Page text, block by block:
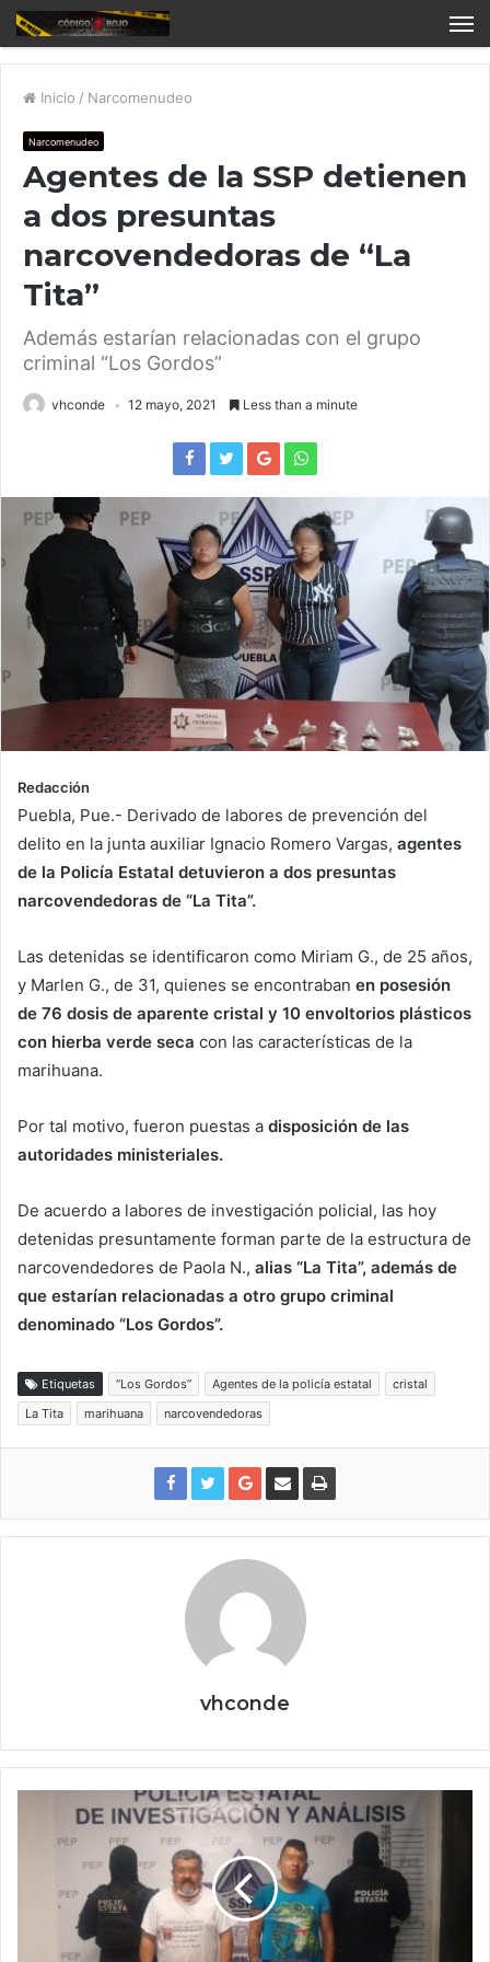
Inicio / Narcomenudeo
Narcomenudeo
Agentes de la SSP detienen
a dos presuntas
narcovendedoras de “La
Tita”
Además estarían relacionadas con el grupo
criminal “Los Gordos”
vhconde 12 mayo, 2021 Less than a minute
Redacción
Puebla, Pue.- Derivado de labores de prevención del
delito en la junta auxiliar Ignacio Romero Vargas, agentes
de la Policía Estatal detuvieron a dos presuntas
narcovendedoras de “La Tita”.
Las detenidas se identificaron como Miriam G., de 25 años,
y Marlen G., de 31, quienes se encontraban en posesión
de 76 dosis de aparente cristal y 10 envoltorios plásticos
con hierba verde seca con las características de la
marihuana.
Por tal motivo, fueron puestas a disposición de las
autoridades ministeriales.
De acuerdo a labores de investigación policial, las hoy
detenidas presuntamente forman parte de la estructura de
narcovendedores de Paola N., alias “La Tita”, además de
que estarían relacionadas a otro grupo criminal
denominado “Los Gordos”.
Etiquetas “Los Gordos” Agentes de la policía estatal
cristal
La Tita
marihuana narcovendedoras
vhconde